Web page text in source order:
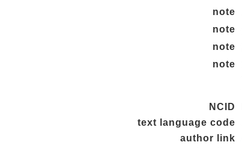
note
note
note
note
NCID
text language code
author link